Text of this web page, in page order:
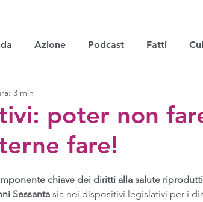
Azione Podcast Fatti
poter non
fare!
3 min
chiave dei diritti alla salute
Sessanta sia nei dispositivi legislativi per i